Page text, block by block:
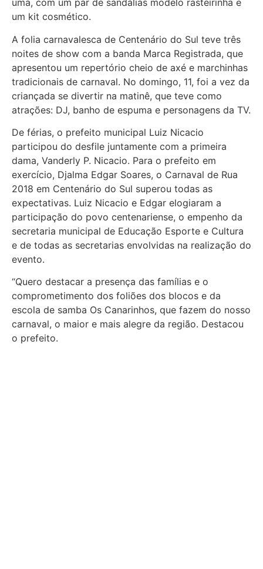
uma, com um par de sandálias modelo rasteirinha e
um kit cosmético.
A folia carnavalesca de Centenário do Sul teve três
noites de show com a banda Marca Registrada, que
apresentou um repertório cheio de axé e marchinhas
tradicionais de carnaval. No domingo, 11, foi a vez da
criançada se divertir na matinê, que teve como
atrações: DJ, banho de espuma e personagens da TV.
De férias, o prefeito municipal Luiz Nicacio
participou do desfile juntamente com a primeira
dama, Vanderly P. Nicacio. Para o prefeito em
exercício, Djalma Edgar Soares, o Carnaval de Rua
2018 em Centenário do Sul superou todas as
expectativas. Luiz Nicacio e Edgar elogiaram a
participação do povo centenariense, o empenho da
secretaria municipal de Educação Esporte e Cultura
e de todas as secretarias envolvidas na realização do
evento.
“Quero destacar a presença das famílias e o
comprometimento dos foliões dos blocos e da
escola de samba Os Canarinhos, que fazem do nosso
carnaval, o maior e mais alegre da região. Destacou
o prefeito.